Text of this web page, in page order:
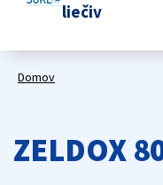
liečiv
Domov
ZELDOX